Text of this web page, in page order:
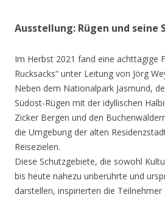
Ausstellung: Rügen und seine
Im Herbst 2021 fand eine achttägige
Rucksacks“ unter Leitung von Jörg
Neben dem Nationalpark Jasmund,
Südost-Rügen mit der idyllischen
Zicker Bergen und den
die Umgebung der alten
Reisezielen.
Diese Schutzgebiete, die sowohl
bis heute nahezu unberührte und
darstellen, inspirierten die